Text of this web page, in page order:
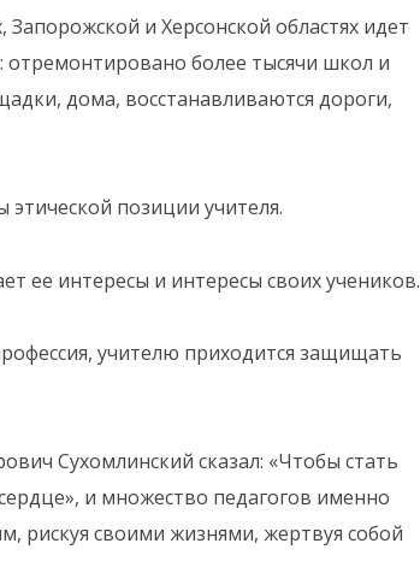
и Херсонской областях идет
отремонтировано более тысячи школ и
дома, восстанавливаются дороги,
позиции учителя.
ее интересы и интересы своих учеников.
учителю приходится защищать
Сухомлинский сказал: «Чтобы стать
и множество педагогов именно
рискуя своими жизнями, жертвуя собой